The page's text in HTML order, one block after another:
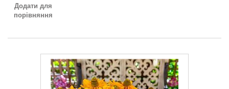
Додати для
порівняння